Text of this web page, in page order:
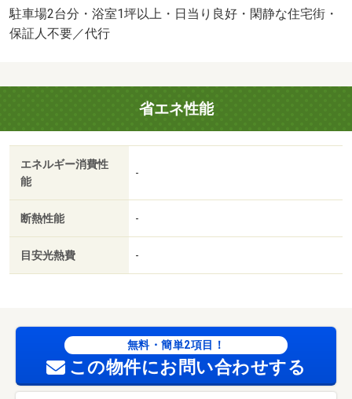
に、エアコンクリーニング費用を含みます。ルームクリー
ニング料金は入居時にお預りさせて頂きます。 保証会
／ＴＶインターホン／室内洗濯置／陽当り良好／シューズ
ボックス／追焚機能浴室／温水洗浄便座／洗面所独立／駐
輪場／宅配ボックス／押入／閑静な住宅地／敷金不要／対
面式キッチン／照明付／ウォークインクロゼット／保証人
不要／駐車２台可／物置／ネット使用料不要／床下収納／
トランクルーム／複層ガラス／浴室１坪以上／和室／全居
利用可／ゲンキー（株）／金沢田上店（ドラッグストア）
まで６７７ｍ／ニトリ 金沢田上店（その他）まで１４６
４ｍ／ＤＣＭカーマ金沢田上店（ホームセンター）まで１
川県立図書館（図書館）まで３２２３ｍ/賃貸戸数:6戸
駐車場2台分・浴室1坪以上・日当り良好・閑静な住宅街・
保証人不要／代行
省エネ性能
エネルギー消費性
能
-
断熱性能 -
目安光熱費 -
無料・簡単2項目！
この物件にお問い合わせする